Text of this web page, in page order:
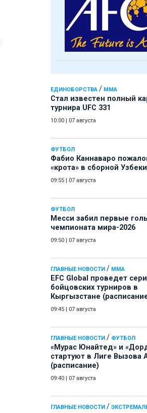
ЕДИНОБОРСТВА / ММА
Стал известен полный
турнира UFC 331
10:00 07 августа
ФУТБОЛ
Фабио Каннаваро
«крота» в сборной
09:55 07 августа
ФУТБОЛ
Месси забил первые
чемпионата мира-2026
09:50 07 августа
ГЛАВНЫЕ НОВОСТИ / ММА
EFC Global проведет
бойцовских турниров в
Кыргызстане
09:45 07 августа
ГЛАВНЫЕ НОВОСТИ / ФУТБОЛ
«Мурас Юнайтед» и
стартуют в Лиге Вызова
(расписание)
09:40 07 августа
ГЛАВНЫЕ НОВОСТИ /